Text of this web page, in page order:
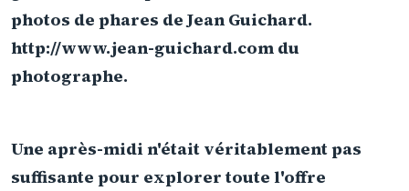
photos de phares de Jean Guichard.
http://www.jean-guichard.com du
photographe.
Une après-midi n'était véritablement pas
suffisante pour explorer toute l'offre